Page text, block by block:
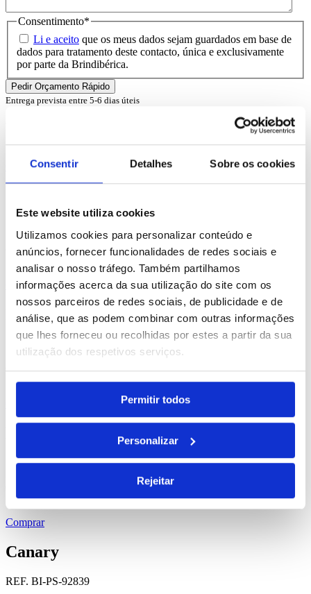
Consentir Detalhes Sobre os cookies
Este website utiliza cookies
Utilizamos cookies para personalizar conteúdo e
anúncios, fornecer funcionalidades de redes sociais e
analisar o nosso tráfego. Também partilhamos
informações acerca da sua utilização do site com os
nossos parceiros de redes sociais, de publicidade e de
análise, que as podem combinar com outras informações
que lhes forneceu ou recolhidas por estes a partir da sua
utilização dos respetivos serviços.
Permitir todos
Personalizar
Rejeitar
Consentimento*
Li e aceito que os meus dados sejam guardados em base de
dados para tratamento deste contacto, única e exclusivamente
por parte da Brindibérica.
Entrega prevista entre 5-6 dias úteis
Comprar
desde 0.99€
Comprar
Roterdam
REF. BI-PS-92845
REF. BI-PS-92821
Comprar
Canary
REF. BI-PS-92839